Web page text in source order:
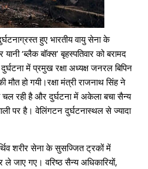
हुए भारतीय वायु सेना के
‘ब्लैक बॉक्स’ बृहस्पतिवार को बरामद
में प्रमुख रक्षा अध्यक्ष जनरल बिपिन
हो गयी।रक्षा मंत्री राजनाथ सिंह ने
रही है और दुर्घटना में अकेला बचा सैन्य
पर है। वेलिंगटन दुर्घटनास्थल से ज्यादा
शरीर सेना के सुसज्जित ट्रकों में
जाए गए। वरिष्ठ सैन्य अधिकारियों,